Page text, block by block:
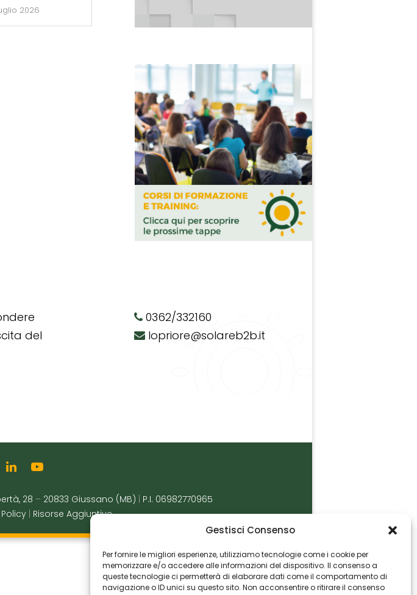
Gestisci Consenso
Per fornire le migliori esperienze, utilizziamo tecnologie come i cookie per
memorizzare e/o accedere alle informazioni del dispositivo. Il consenso a
queste tecnologie ci permetterà di elaborare dati come il comportamento di
navigazione o ID unici su questo sito. Non acconsentire o ritirare il consenso
2026
del
0362/332160
lopriore@solareb2b.it
28 – 20833 Giussano (MB)
P.I. 06982770965
Risorse Aggiuntive